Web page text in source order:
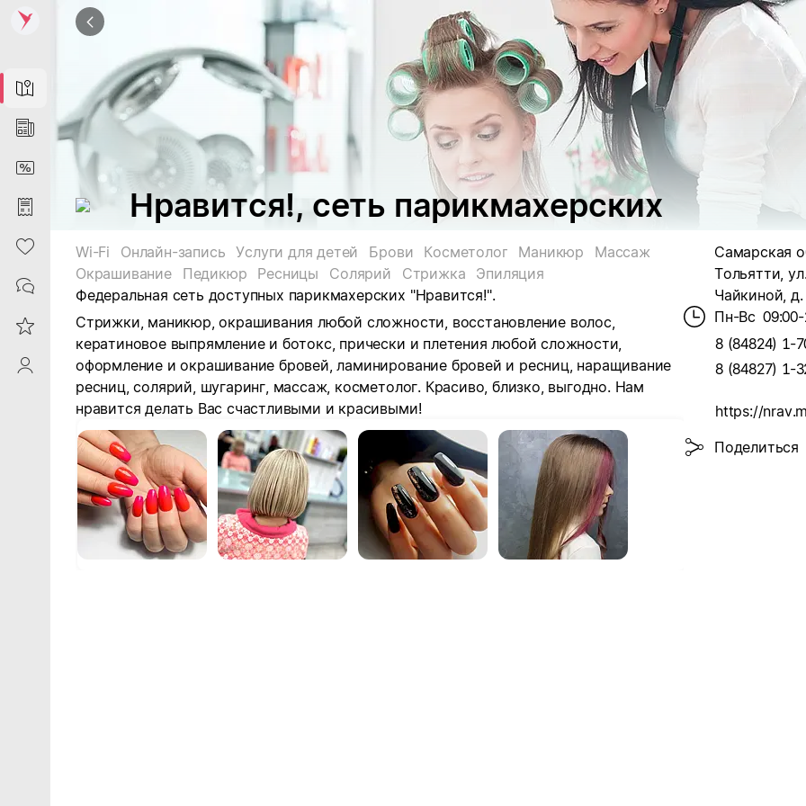
Map
News
DiscountCard
Purchases
Heart
Contacts
Reviews
ProfileSaby
Нравится!, сеть парикмахерских
Wi-Fi Онлайн-запись Услуги для детей Брови Косметолог Маникюр
Массаж
Окрашивание
Педикюр Ресницы Солярий Стрижка
Эпиляция
Федеральная сеть доступных парикмахерских "Нравится!".
Стрижки, маникюр, окрашивания любой сложности, восстановление волос,
кератиновое выпрямление и ботокс, прически и плетения любой сложности,
оформление и окрашивание бровей, ламинирование бровей и ресниц, наращивание
ресниц, солярий, шугаринг, массаж, косметолог. Красиво, близко, выгодно. Нам
нравится делать Вас счастливыми и красивыми!
Самарская
Тольятти,
Чайкиной, д.
Пн-Вс
8 (84824) 1-
8 (84827) 1-
https://
Поделиться